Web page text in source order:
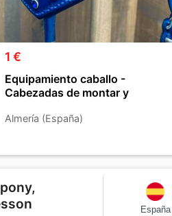
1 €
Equipamiento caballo -
Cabezadas de montar y
Almería (España)
España